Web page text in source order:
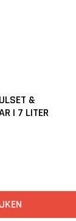
&
| 7 LITER